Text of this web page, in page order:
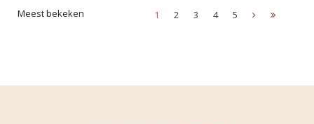
Meest bekeken 1 2 3 4 5